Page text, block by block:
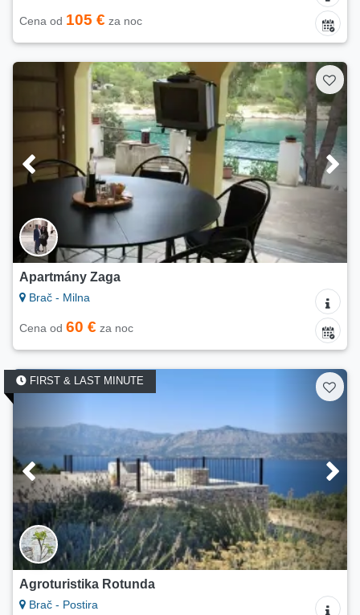
Cena od 105 € za noc
Apartmány Zaga
Brač - Milna
Cena od 60 € za noc
FIRST & LAST MINUTE
Agroturistika Rotunda
Brač - Postira